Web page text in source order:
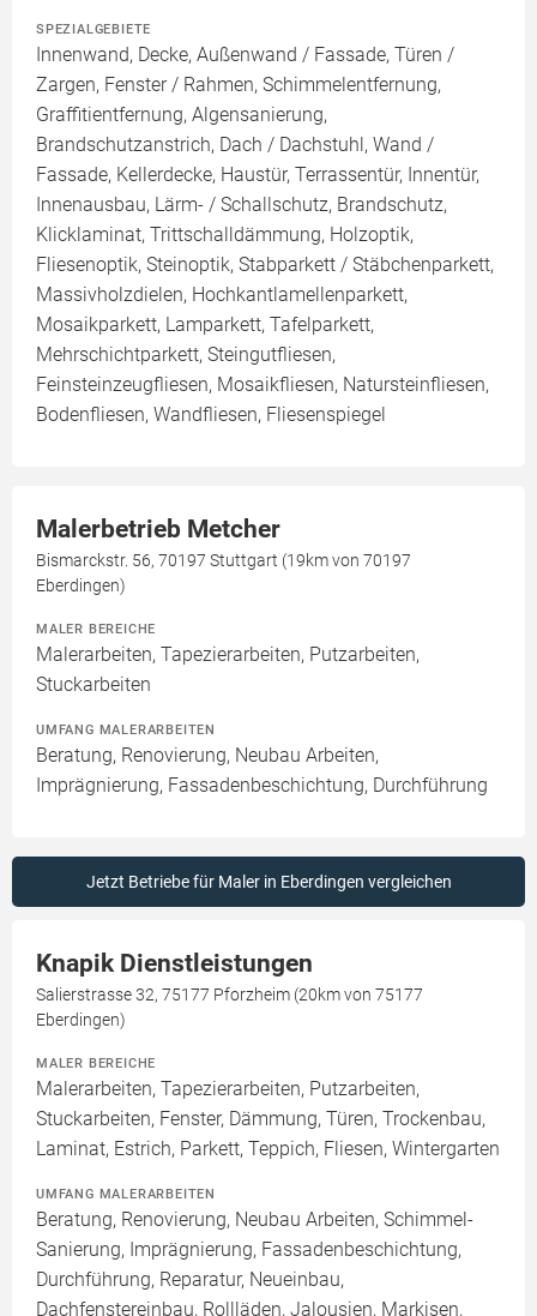
SPEZIALGEBIETE
Innenwand, Decke, Außenwand / Fassade, Türen /
Zargen, Fenster / Rahmen, Schimmelentfernung,
Graffitientfernung, Algensanierung,
Brandschutzanstrich, Dach / Dachstuhl, Wand /
Fassade, Kellerdecke, Haustür, Terrassentür, Innentür,
Innenausbau, Lärm- / Schallschutz, Brandschutz,
Klicklaminat, Trittschalldämmung, Holzoptik,
Fliesenoptik, Steinoptik, Stabparkett / Stäbchenparkett,
Massivholzdielen, Hochkantlamellenparkett,
Mosaikparkett, Lamparkett, Tafelparkett,
Mehrschichtparkett, Steingutfliesen,
Feinsteinzeugfliesen, Mosaikfliesen, Natursteinfliesen,
Bodenfliesen, Wandfliesen, Fliesenspiegel
Malerbetrieb Metcher
Bismarckstr. 56, 70197 Stuttgart (19km von 70197
Eberdingen)
MALER BEREICHE
Malerarbeiten, Tapezierarbeiten, Putzarbeiten,
Stuckarbeiten
UMFANG MALERARBEITEN
Beratung, Renovierung, Neubau Arbeiten,
Imprägnierung, Fassadenbeschichtung, Durchführung
Jetzt Betriebe für Maler in Eberdingen vergleichen
Knapik Dienstleistungen
Salierstrasse 32, 75177 Pforzheim (20km von 75177
Eberdingen)
MALER BEREICHE
Malerarbeiten, Tapezierarbeiten, Putzarbeiten,
Stuckarbeiten, Fenster, Dämmung, Türen, Trockenbau,
Laminat, Estrich, Parkett, Teppich, Fliesen, Wintergarten
UMFANG MALERARBEITEN
Beratung, Renovierung, Neubau Arbeiten, Schimmel-
Sanierung, Imprägnierung, Fassadenbeschichtung,
Durchführung, Reparatur, Neueinbau,
Dachfenstereinbau, Rollläden, Jalousien, Markisen,